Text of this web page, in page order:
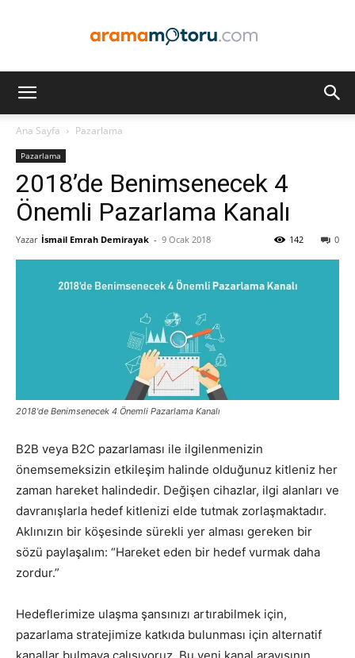
Optimizasyonu
ve
Pazarlaması
–
SEO,
Ana Sayfa Pazarlama
Pazarlama
2018’de Benimsenecek 4
Önemli Pazarlama Kanalı
Yazar İsmail Emrah Demirayak - 9 Ocak 2018 0
142
2018'de Benimsenecek 4 Önemli Pazarlama Kanalı
B2B veya B2C pazarlaması ile ilgilenmenizin
önemsemeksizin etkileşim halinde olduğunuz kitleniz her
zaman hareket halindedir. Değişen cihazlar, ilgi alanları ve
davranışlarla hedef kitlenizi elde tutmak zorlaşmaktadır.
Aklınızın bir köşesinde sürekli yer alması gereken bir
sözü paylaşalım: “Hareket eden bir hedef vurmak daha
zordur.”
Hedeflerimize ulaşma şansınızı artırabilmek için,
pazarlama stratejimize katkıda bulunması için alternatif